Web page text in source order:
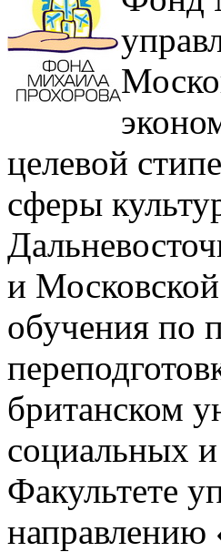
целевой
сферы
и
обучения по
британском
социальных
Факультете
направлению